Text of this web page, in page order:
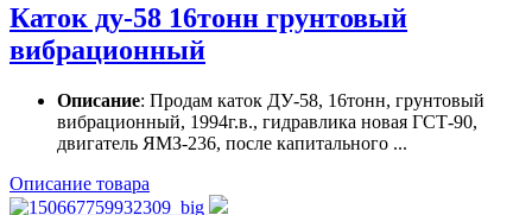
Каток ду-58 16тонн грунтовый
вибрационный
Описание: Продам каток ДУ-58, 16тонн, грунтовый
вибрационный, 1994г.в., гидравлика новая ГСТ-90,
двигатель ЯМЗ-236, после капитального ...
Описание товара